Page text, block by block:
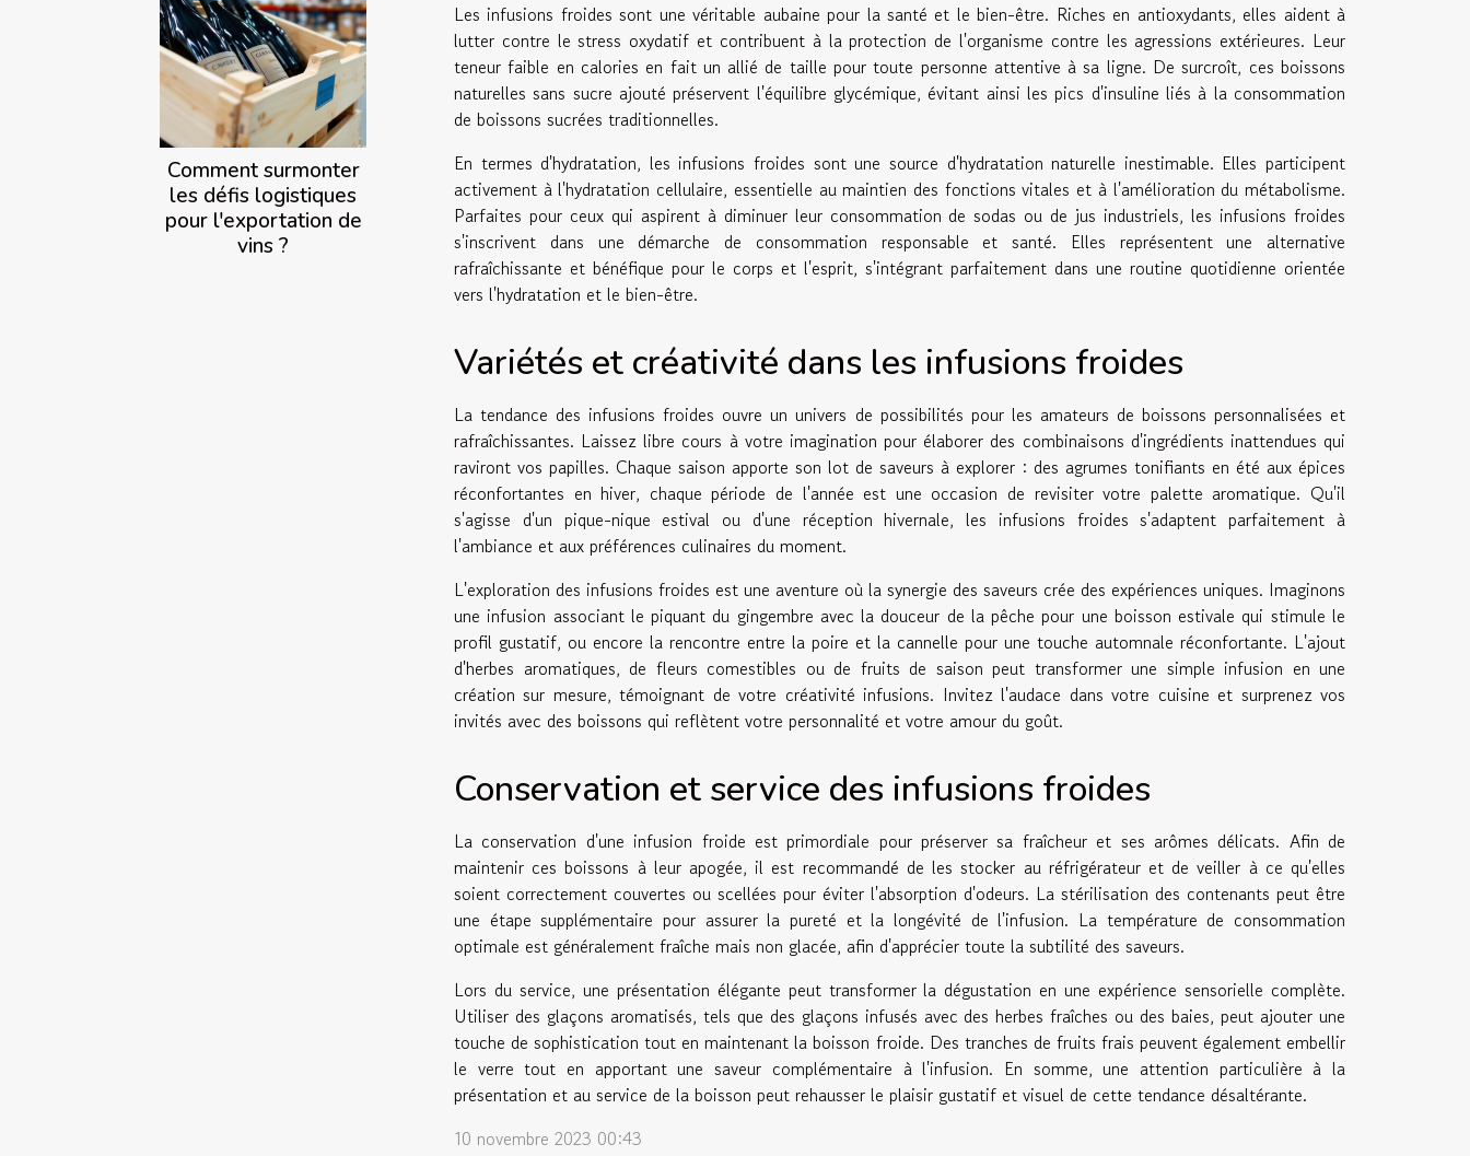
Comment surmonter
les défis logistiques
pour l'exportation de
vins ?
Les infusions froides sont une véritable aubaine pour la santé et le bien-être. Riches en antioxydants, elles aident à
lutter contre le stress oxydatif et contribuent à la protection de l'organisme contre les agressions extérieures. Leur
teneur faible en calories en fait un allié de taille pour toute personne attentive à sa ligne. De surcroît, ces boissons
naturelles sans sucre ajouté préservent l'équilibre glycémique, évitant ainsi les pics d'insuline liés à la consommation
de boissons sucrées traditionnelles.
En termes d'hydratation, les infusions froides sont une source d'hydratation naturelle inestimable. Elles participent
activement à l'hydratation cellulaire, essentielle au maintien des fonctions vitales et à l'amélioration du métabolisme.
Parfaites pour ceux qui aspirent à diminuer leur consommation de sodas ou de jus industriels, les infusions froides
s'inscrivent dans une démarche de consommation responsable et santé. Elles représentent une alternative
rafraîchissante et bénéfique pour le corps et l'esprit, s'intégrant parfaitement dans une routine quotidienne orientée
vers l'hydratation et le bien-être.
Variétés et créativité dans les infusions froides
La tendance des infusions froides ouvre un univers de possibilités pour les amateurs de boissons personnalisées et
rafraîchissantes. Laissez libre cours à votre imagination pour élaborer des combinaisons d'ingrédients inattendues qui
raviront vos papilles. Chaque saison apporte son lot de saveurs à explorer : des agrumes tonifiants en été aux épices
réconfortantes en hiver, chaque période de l'année est une occasion de revisiter votre palette aromatique. Qu'il
s'agisse d'un pique-nique estival ou d'une réception hivernale, les infusions froides s'adaptent parfaitement à
l'ambiance et aux préférences culinaires du moment.
L'exploration des infusions froides est une aventure où la synergie des saveurs crée des expériences uniques. Imaginons
une infusion associant le piquant du gingembre avec la douceur de la pêche pour une boisson estivale qui stimule le
profil gustatif, ou encore la rencontre entre la poire et la cannelle pour une touche automnale réconfortante. L'ajout
d'herbes aromatiques, de fleurs comestibles ou de fruits de saison peut transformer une simple infusion en une
création sur mesure, témoignant de votre créativité infusions. Invitez l'audace dans votre cuisine et surprenez vos
invités avec des boissons qui reflètent votre personnalité et votre amour du goût.
Conservation et service des infusions froides
La conservation d'une infusion froide est primordiale pour préserver sa fraîcheur et ses arômes délicats. Afin de
maintenir ces boissons à leur apogée, il est recommandé de les stocker au réfrigérateur et de veiller à ce qu'elles
soient correctement couvertes ou scellées pour éviter l'absorption d'odeurs. La stérilisation des contenants peut être
une étape supplémentaire pour assurer la pureté et la longévité de l'infusion. La température de consommation
optimale est généralement fraîche mais non glacée, afin d'apprécier toute la subtilité des saveurs.
Lors du service, une présentation élégante peut transformer la dégustation en une expérience sensorielle complète.
Utiliser des glaçons aromatisés, tels que des glaçons infusés avec des herbes fraîches ou des baies, peut ajouter une
touche de sophistication tout en maintenant la boisson froide. Des tranches de fruits frais peuvent également embellir
le verre tout en apportant une saveur complémentaire à l'infusion. En somme, une attention particulière à la
présentation et au service de la boisson peut rehausser le plaisir gustatif et visuel de cette tendance désaltérante.
10 novembre 2023 00:43